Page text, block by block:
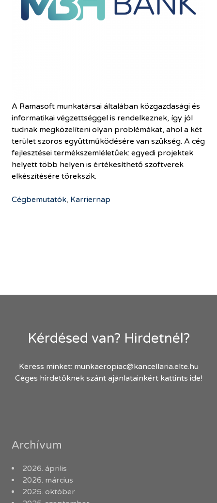
A Ramasoft munkatársai általában közgazdasági és
informatikai végzettséggel is rendelkeznek, így jól
tudnak megközelíteni olyan problémákat, ahol a két
terület szoros együttműködésére van szükség. A cég
fejlesztései termékszemléletűek: egyedi projektek
helyett több helyen is értékesíthető szoftverek
elkészítésére törekszik.
Cégbemutatók, Karriernap
Kérdésed van? Hirdetnél?
Keress minket: munkaeropiac@kancellaria.elte.hu
Céges hirdetőknek szánt ajánlatainkért kattints ide!
Archívum
2026. április
2026. március
2025. október